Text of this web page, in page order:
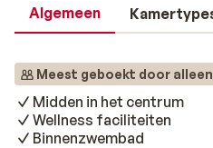
Algemeen
Meest geboekt door
Midden in het centrum
Wellness faciliteiten
Binnenzwembad